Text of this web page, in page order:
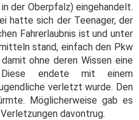
der Oberpfalz) eingehandelt.
hatte sich der Teenager, der
Fahrerlaubnis ist und unter
stand, einfach den Pkw
ohne deren Wissen eine
Diese endete mit einem
verletzt wurde. Den
Möglicherweise gab es
davontrug.